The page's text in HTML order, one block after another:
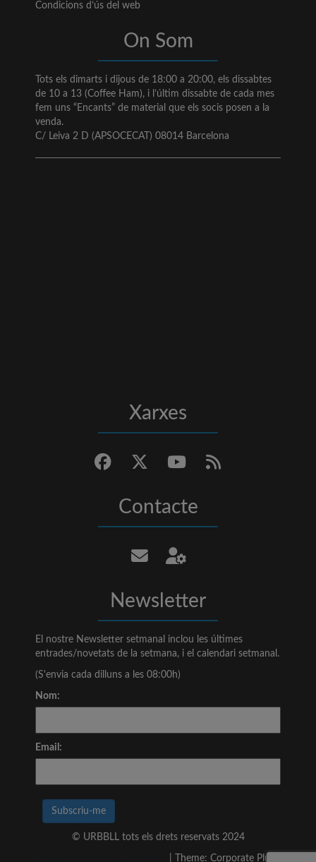
Condicions d’ús del web
On Som
Tots els dimarts i dijous de 18:00 a 20:00, els dissabtes
de 10 a 13 (Coffee Ham), i l’últim dissabte de cada mes
fem uns “Encants” de material que els socis posen a la
venda.
C/ Leiva 2 D (APSOCECAT) 08014 Barcelona
Xarxes
Contacte
Newsletter
El nostre Newsletter setmanal inclou les últimes
entrades/novetats de la setmana, i el calendari setmanal.
(S'envia cada dilluns a les 08:00h)
Nom:
Email:
© URBBLL tots els drets reservats 2024
Theme: Corporate Plus by